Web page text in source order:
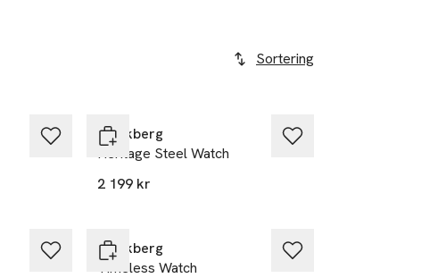
Sortering
Mockberg
Heritage Steel Watch
2 199 kr
Mockberg
Timeless Watch